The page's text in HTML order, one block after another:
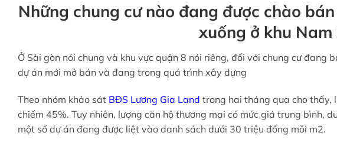
Những chung cư nào đang được chào
xuống ở khu Nam
Ở Sài gòn nói chung và khu vực quận 8 nói riêng, đối với chung cư
dự án mới mở bán và đang trong quá trình xây dựng
Theo nhóm khảo sát BĐS Lương Gia Land trong hai tháng qua cho thấy,
chiếm 45%. Tuy nhiên, lượng căn hộ thương mại có mức giá trung bình,
một số dự án đang được liệt vào danh sách dưới 30 triệu đồng mỗi m2.